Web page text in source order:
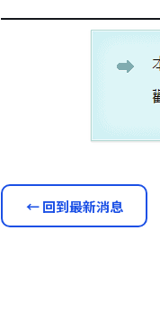
← 回到最新消息